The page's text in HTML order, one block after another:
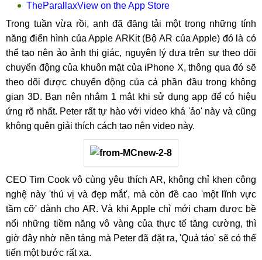
TheParallaxView on the App Store
Trong tuần vừa rồi, anh đã đăng tải một trong những tính
năng điển hình của Apple ARKit (Bộ AR của Apple) đó là có
thể tạo nên ảo ảnh thị giác, nguyên lý dựa trên sự theo dõi
chuyển động của khuôn mặt của iPhone X, thông qua đó sẽ
theo dõi được chuyển động của cả phần đầu trong không
gian 3D. Bạn nên nhắm 1 mắt khi sử dụng app để có hiệu
ứng rõ nhất. Peter rất tự hào với video khá 'ảo' này và cũng
không quên giải thích cách tạo nên video này.
CEO Tim Cook vô cùng yêu thích AR, không chỉ khen công
nghệ này 'thú vị và đẹp mắt', mà còn đề cao 'một lĩnh vực
tầm cỡ' dành cho AR. Và khi Apple chỉ mới chạm được bề
nổi những tiềm năng vô vàng của thực tế tăng cường, thì
giờ đây nhờ nền tảng mà Peter đã đặt ra, 'Quả táo' sẽ có thể
tiến một bước rất xa.